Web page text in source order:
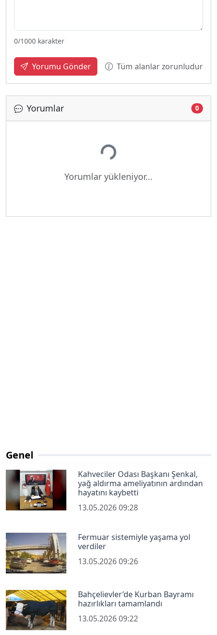
0/1000 karakter
Yorumu Gönder Tüm alanlar zorunludur
Yorumlar 0
Yükleniyor...
Yorumlar yükleniyor...
Genel
Kahveciler Odası Başkanı Şenkal,
yağ aldırma ameliyatının ardından
hayatını kaybetti
13.05.2026 09:28
Fermuar sistemiyle yaşama yol
verdiler
13.05.2026 09:26
Bahçelievler’de Kurban Bayramı
hazırlıkları tamamlandı
13.05.2026 09:22